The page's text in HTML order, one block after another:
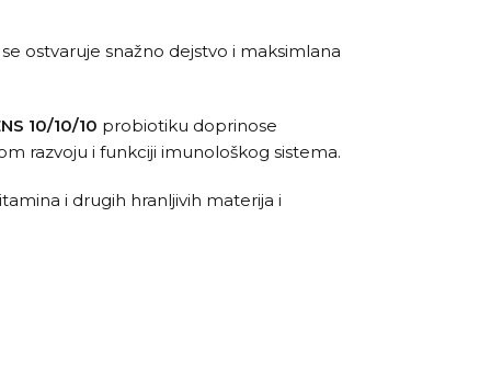
ostvaruje snažno dejstvo i maksimlana
10/10/10 probiotiku doprinose
razvoju i funkciji imunološkog sistema.
i drugih hranljivih materija i